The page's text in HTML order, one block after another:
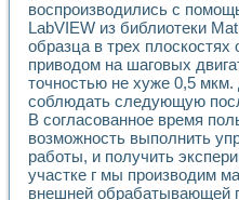
воспроизводились с
LabVIEW из библиотеки
образца в трех
приводом на шаговых
точностью не хуже 0,5
соблюдать следующую
В согласованное время
возможность выполнить
работы, и получить
участке г мы производим
внешней обрабатывающей